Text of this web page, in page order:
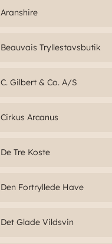
Aranshire
Beauvais Tryllestavsbutik
C. Gilbert & Co. A/S
Cirkus Arcanus
De Tre Koste
Den Fortryllede Have
Det Glade Vildsvin